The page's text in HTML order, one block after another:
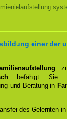
einer der
befähigt Sie
und Beratung in
des Gelernten